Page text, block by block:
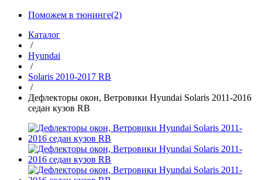
Поможем в тюнинге(2)
Каталог
/
Hyundai
/
Solaris 2010-2017 RB
/
Дефлекторы окон, Ветровики Hyundai Solaris 2011-2016
седан кузов RB